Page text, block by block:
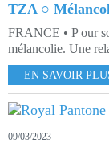
TZA ○
FRANCE • P our
mélancolie. Une
EN SAVOIR
09/03/2023